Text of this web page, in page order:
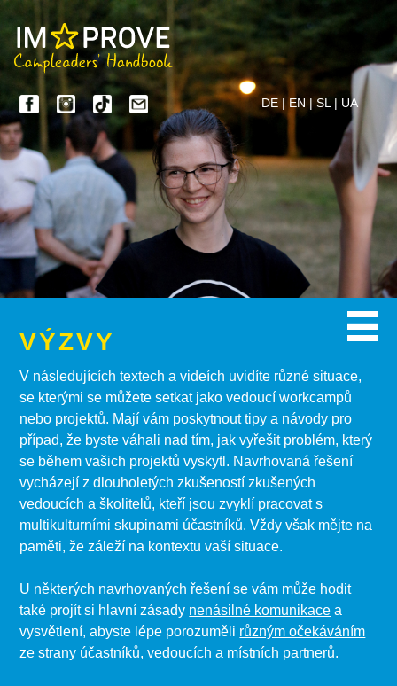
DE | EN |SL | UA
VÝZVY
V následujících textech a videích uvidíte různé situace,
se kterými se můžete setkat jako vedoucí workcampů
nebo projektů. Mají vám poskytnout tipy a návody pro
případ, že byste váhali nad tím, jak vyřešit problém, který
se během vašich projektů vyskytl. Navrhovaná řešení
vycházejí z dlouholetých zkušeností zkušených
vedoucích a školitelů, kteří jsou zvyklí pracovat s
multikulturními skupinami účastníků. Vždy však mějte na
paměti, že záleží na kontextu vaší situace.
U některých navrhovaných řešení se vám může hodit
také projít si hlavní zásady nenásilné komunikace a
vysvětlení, abyste lépe porozuměli různým očekáváním
ze strany účastníků, vedoucích a místních partnerů.